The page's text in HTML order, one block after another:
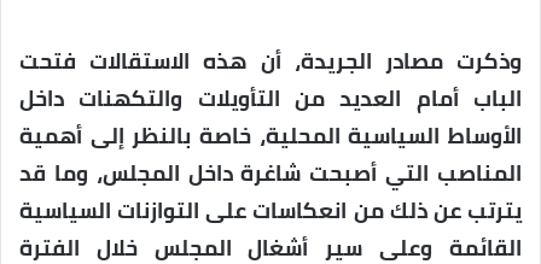
وذكرت مصادر الجريدة، أن هذه الاستقالات فتحت
الباب أمام العديد من التأويلات والتكهنات داخل
الأوساط السياسية المحلية، خاصة بالنظر إلى أهمية
المناصب التي أصبحت شاغرة داخل المجلس، وما قد
يترتب عن ذلك من انعكاسات على التوازنات السياسية
القائمة وعلى سير أشغال المجلس خلال الفترة